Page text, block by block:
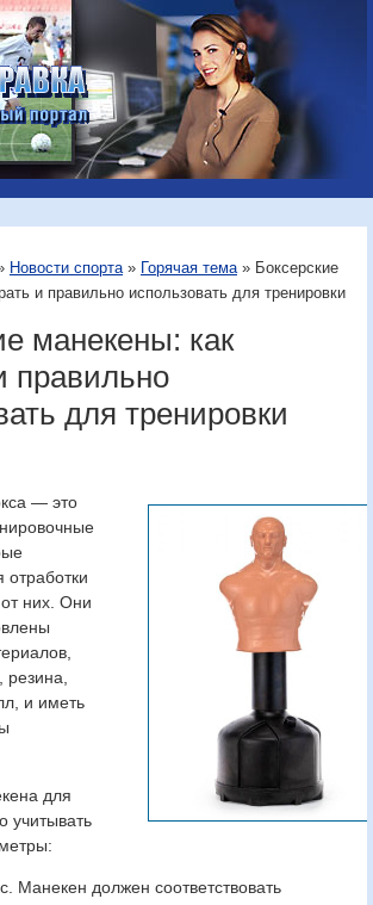
Новости спорта» Горячая тема» Боксерские
и правильно использовать для тренировки
манекены: как
правильно
для тренировки
— это
отработки
них. Они
резина,
и иметь
для
учитывать
Манекен должен соответствовать